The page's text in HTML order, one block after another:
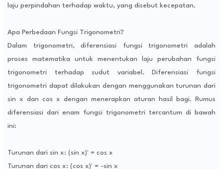
laju perpindahan terhadap waktu, yang disebut kecepatan.
Apa Perbedaan Fungsi Trigonometri?
Dalam trigonometri, diferensiasi fungsi trigonometri adalah
proses matematika untuk menentukan laju perubahan fungsi
trigonometri terhadap sudut variabel. Diferensiasi fungsi
trigonometri dapat dilakukan dengan menggunakan turunan dari
sin x dan cos x dengan menerapkan aturan hasil bagi. Rumus
diferensiasi dari enam fungsi trigonometri tercantum di bawah
ini:
Turunan dari sin x: (sin x)' = cos x
Turunan dari cos x: (cos x)' = -sin x